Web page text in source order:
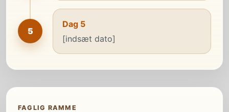
5
Dag 5
[indsæt dato]
FAGLIG RAMME